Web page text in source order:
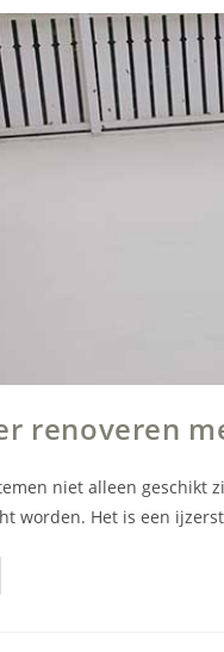
renoveren
niet alleen geschikt
worden. Het is een